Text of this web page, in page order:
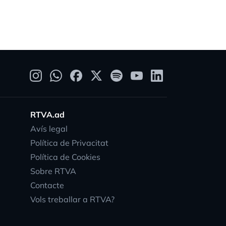
RTVA.ad
Avís legal
Política de Privacitat
Política de Cookies
Sobre RTVA
Contacte
Vols treballar a RTVA?